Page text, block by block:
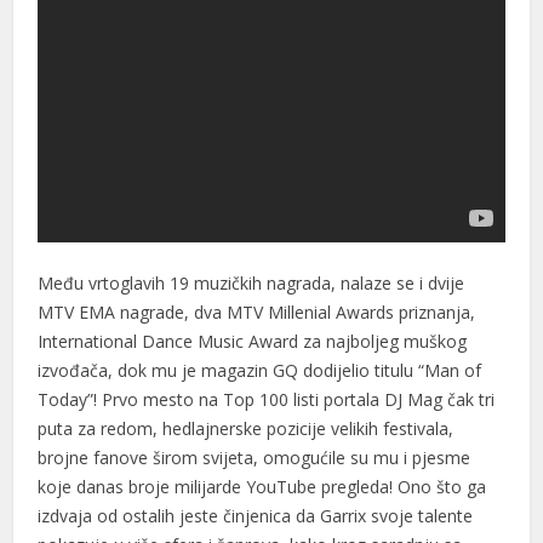
satın al
panel
panel
panel
panel
Među vrtoglavih 19 muzičkih nagrada, nalaze se i dvije
MTV EMA nagrade, dva MTV Millenial Awards priznanja,
International Dance Music Award za najboljeg muškog
izvođača, dok mu je magazin GQ dodijelio titulu “Man of
Today”! Prvo mesto na Top 100 listi portala DJ Mag čak tri
puta za redom, hedlajnerske pozicije velikih festivala,
brojne fanove širom svijeta, omogućile su mu i pjesme
koje danas broje milijarde YouTube pregleda! Ono što ga
izdvaja od ostalih jeste činjenica da Garrix svoje talente